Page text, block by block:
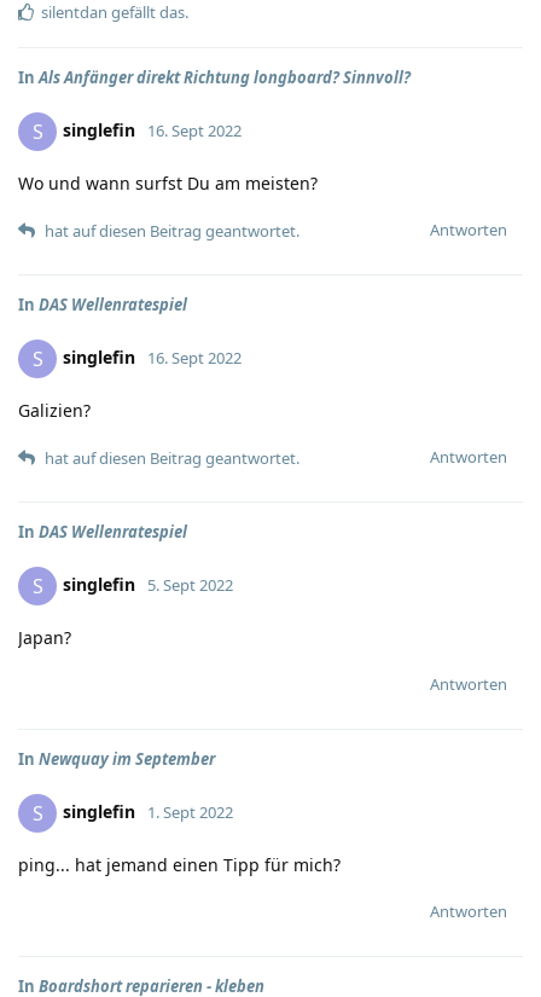
silentdan gefällt das.
InAls Anfänger direkt Richtung longboard? Sinnvoll?
S singlefin 16. Sept 2022
Wo und wann surfst Du am meisten?
Antworten
hat auf diesen Beitrag geantwortet.
In DAS Wellenratespiel
S singlefin 16. Sept 2022
Galizien?
Antworten
hat auf diesen Beitrag geantwortet.
In DAS Wellenratespiel
S singlefin 5. Sept 2022
Japan?
Antworten
In Newquay im September
S singlefin 1. Sept 2022
ping... hat jemand einen Tipp für mich?
Antworten
In Boardshort reparieren - kleben